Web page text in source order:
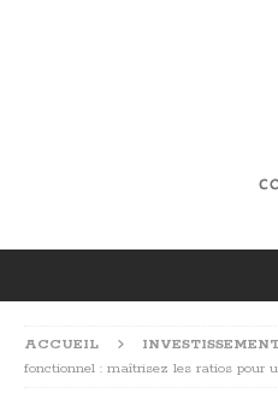
ACCUEIL
fonctionnel : maîtrisez les ratios pour